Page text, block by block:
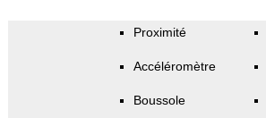
Proximité
Accéléromètre
Boussole